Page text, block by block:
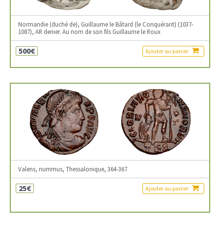
Normandie (duché de), Guillaume le Bâtard (le Conquérant) (1037-
1087), AR denier. Au nom de son fils Guillaume le Roux
500€ Ajouter au panier
Valens, nummus, Thessalonique, 364-367
25€ Ajouter au panier